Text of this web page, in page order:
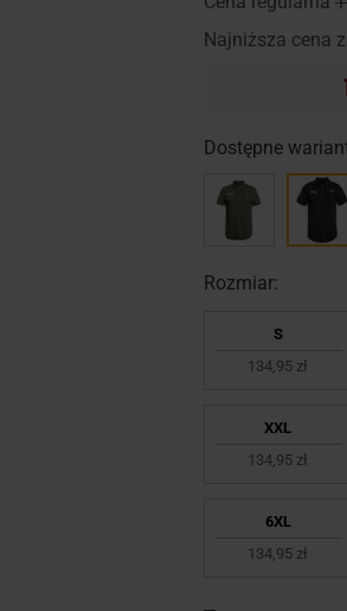
Najniższa cena
Dostępne
Rozmiar:
S
134,95 zł
XXL
134,95 zł
6XL
134,95 zł